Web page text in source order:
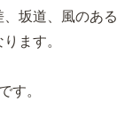
坂道、風のある
ます。
す。